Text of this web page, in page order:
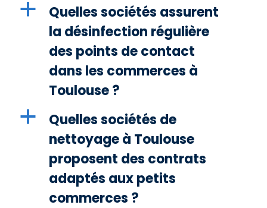
a
Quelles sociétés assurent
la désinfection régulière
des points de contact
dans les commerces à
Toulouse ?
a
Quelles sociétés de
nettoyage à Toulouse
proposent des contrats
adaptés aux petits
commerces ?